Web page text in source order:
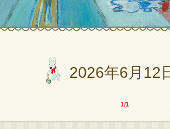
2026年6月12
1/1